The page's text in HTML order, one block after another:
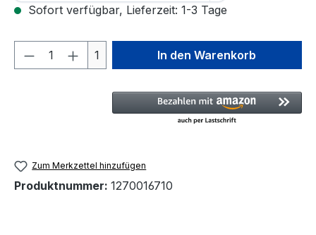
Sofort verfügbar, Lieferzeit: 1-3 Tage
Produkt Anzahl: Gib den
1 In den Warenkorb
Zum Merkzettel hinzufügen
Produktnummer: 1270016710